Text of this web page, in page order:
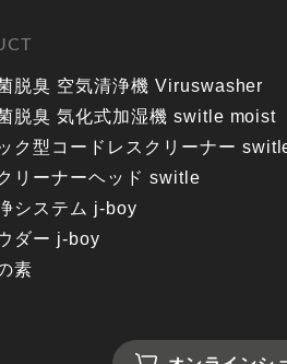
脱臭 空気清浄機 Viruswasher
脱臭 気化式加湿機 switle moist
ク型コードレスクリーナー
リーナーヘッド switle
システム j-boy
ダー j-boy
素